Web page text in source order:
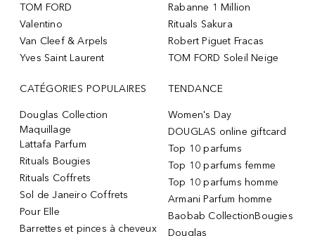
TOM FORD
Valentino
Van Cleef & Arpels
Yves Saint Laurent
Rabanne 1 Million
Rituals Sakura
Robert Piguet Fracas
TOM FORD Soleil Neige
CATÉGORIES POPULAIRES
Douglas Collection
Maquillage
Lattafa Parfum
Rituals Bougies
Rituals Coffrets
Sol de Janeiro Coffrets
Pour Elle
Barrettes et pinces à cheveux
TENDANCE
Women's Day
DOUGLAS online giftcard
Top 10 parfums
Top 10 parfums femme
Top 10 parfums homme
Armani Parfum homme
Baobab CollectionBougies
Douglas